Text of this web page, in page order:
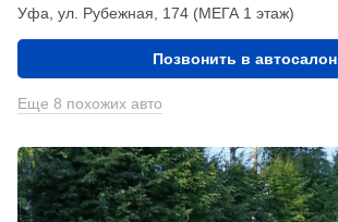
Уфа, ул. Рубежная, 174 (МЕГА 1 этаж)
Позвонить в автосалон
Еще 8 похожих авто